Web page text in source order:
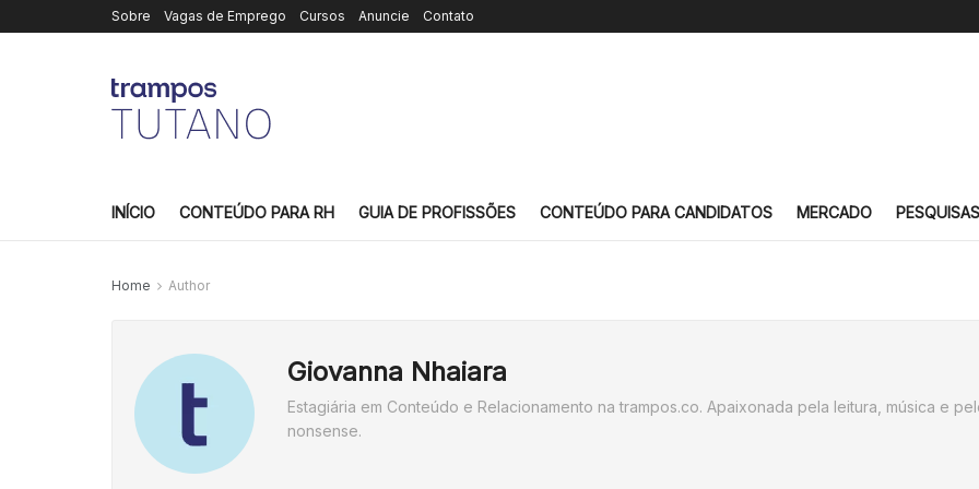
Sobre Vagas de Emprego Cursos Anuncie Contato
INÍCIO CONTEÚDO PARA RH GUIA DE PROFISSÕES CONTEÚDO PARA CANDIDATOS MERCADO PESQUISAS
Home Author
Giovanna Nhaiara
Estagiária em Conteúdo e Relacionamento na trampos.co. Apaixonada pela leitura, música e
nonsense.